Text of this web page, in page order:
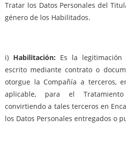
Tratar los Datos Personales del
género de los Habilitados.
i) Habilitación: Es la
escrito mediante contrato o
otorgue la Compañía a terceros,
aplicable, para el
convirtiendo a tales terceros en
los Datos Personales entregados o